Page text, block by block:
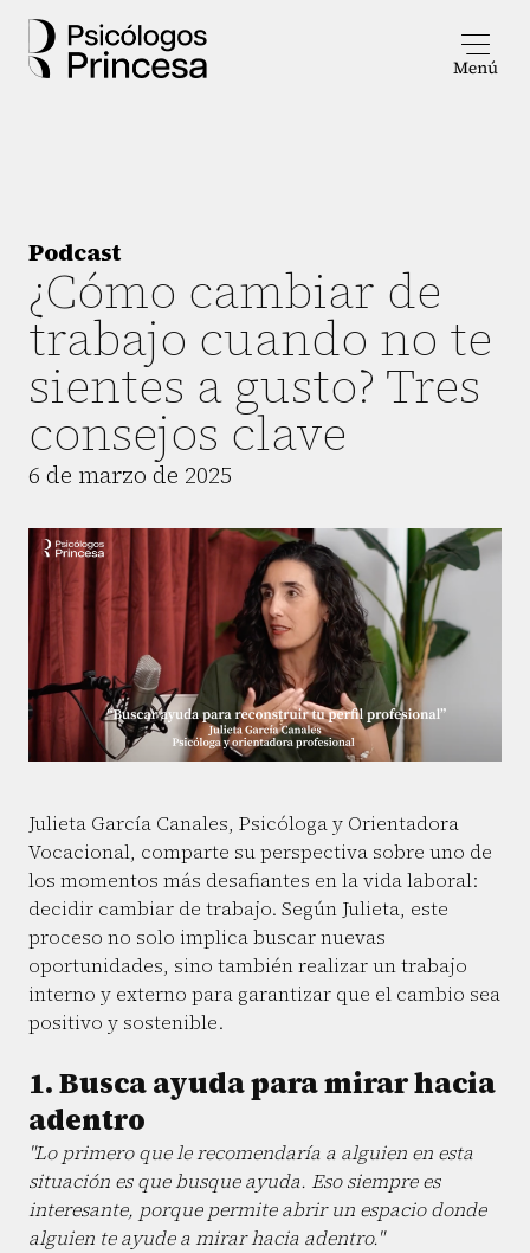
Podcast
¿Cómo cambiar de
trabajo cuando no te
sientes a gusto? Tres
consejos clave
6 de marzo de 2025
Julieta García Canales, Psicóloga y Orientadora
Vocacional, comparte su perspectiva sobre uno de
los momentos más desafiantes en la vida laboral:
decidir cambiar de trabajo. Según Julieta, este
proceso no solo implica buscar nuevas
oportunidades, sino también realizar un trabajo
interno y externo para garantizar que el cambio sea
positivo y sostenible.
1. Busca ayuda para mirar hacia
adentro
"Lo primero que le recomendaría a alguien en esta
situación es que busque ayuda. Eso siempre es
interesante, porque permite abrir un espacio donde
alguien te ayude a mirar hacia adentro."